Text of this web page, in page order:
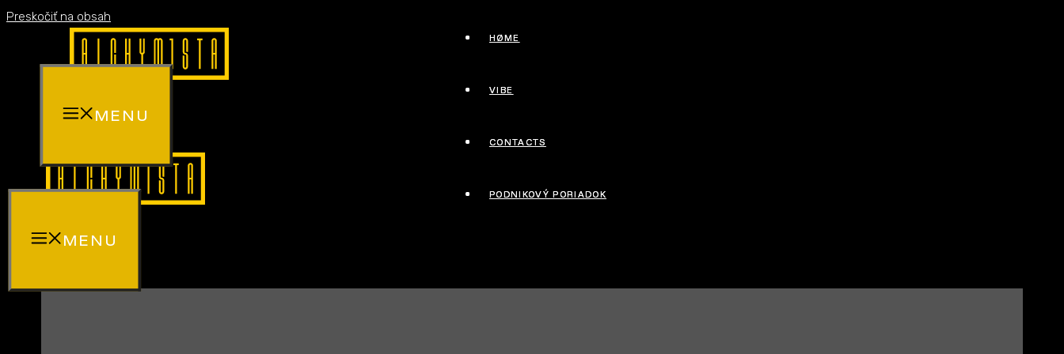
Preskočiť na obsah
MENU
HØME
VIBE
CONTACTS
PODNIKOVÝ PORIADOK
MENU
HØME
VIBE
CONTACTS
PODNIKOVÝ PORIADOK